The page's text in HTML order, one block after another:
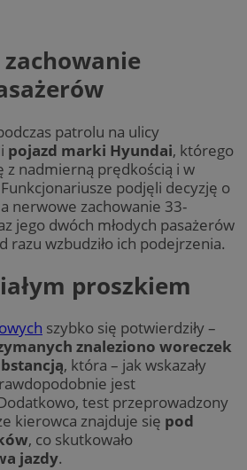
patrolu na ulicy
pojazd marki Hyundai, którego
z nadmierną prędkością i w
podjęli decyzję o
nerwowe zachowanie 33-
jego dwóch młodych pasażerów
razu wzbudziło ich podejrzenia.
proszkiem
szybko się potwierdziły –
znaleziono woreczek
, która – jak wskazały
jest
test przeprowadzony
kierowca znajduje się pod
, co skutkowało
jazdy.